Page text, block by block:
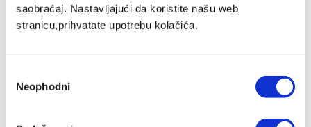
saobraćaj. Nastavljajući da koristite našu web
stranicu,prihvatate upotrebu kolačića.
сагласности
Neophodni